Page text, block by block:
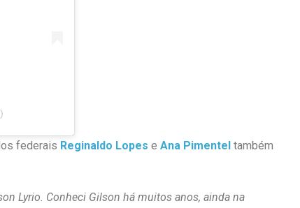
federais Reginaldo Lopes e Ana Pimenteltambém
Lyrio. Conheci Gilson há muitos anos, ainda na